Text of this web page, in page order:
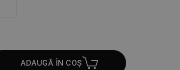
ADAUGĂ ÎN COȘ